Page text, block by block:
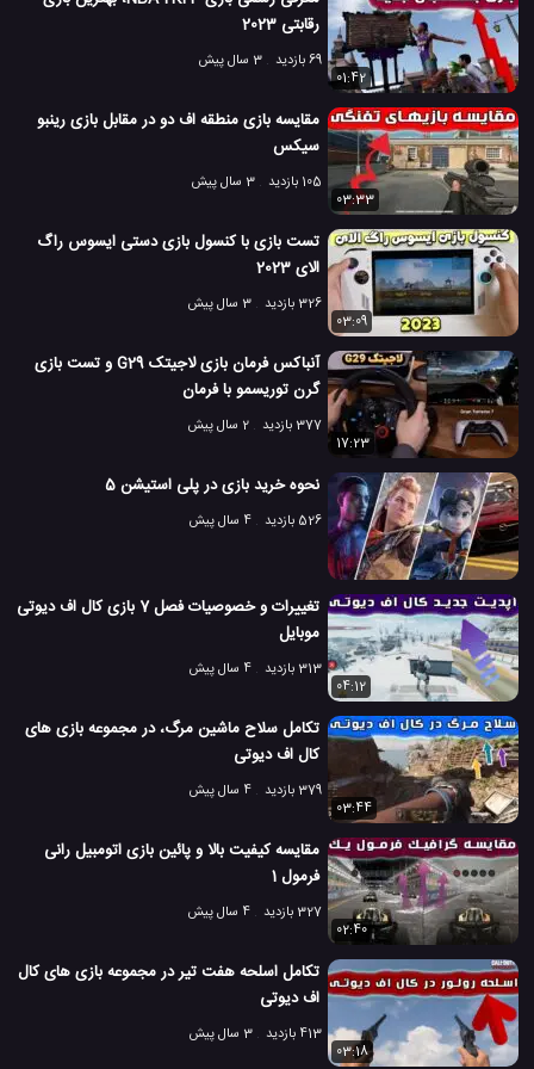
رقابتی 2023
69 بازدید
3 سال پیش
01:42
مقایسه بازی منطقه اف دو در مقابل بازی رینبو
سیکس
105 بازدید
3 سال پیش
03:33
تست بازی با کنسول بازی دستی ایسوس راگ
الای 2023
326 بازدید
3 سال پیش
03:09
آنباکس فرمان بازی لاجیتک G29 و تست بازی
گرن توریسمو با فرمان
377 بازدید
2 سال پیش
17:23
نحوه خرید بازی در پلی استیشن 5
526 بازدید 4 سال پیش
تغییرات و خصوصیات فصل 7 بازی کال اف دیوتی
موبایل
313 بازدید
4 سال پیش
04:12
تکامل سلاح ماشین مرگ، در مجموعه بازی های
کال اف دیوتی
379 بازدید
4 سال پیش
03:44
مقایسه کیفیت بالا و پائین بازی اتومبیل رانی
فرمول 1
327 بازدید
4 سال پیش
02:40
تکامل اسلحه هفت تیر در مجموعه بازی های کال
اف دیوتی
413 بازدید
3 سال پیش
03:18